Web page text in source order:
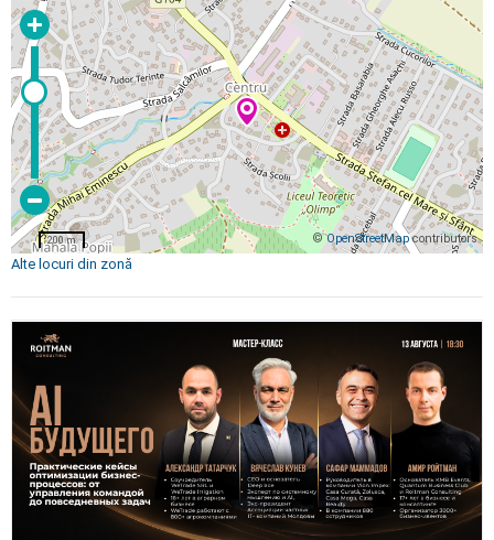
©OpenStreetMapcontributors
200 m
Alte locuri din zonă